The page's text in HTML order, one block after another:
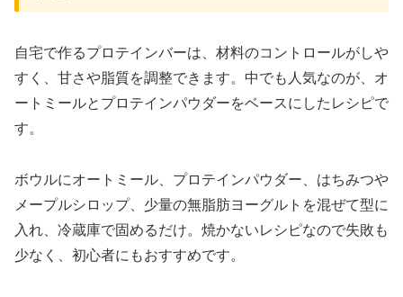
自宅で作るプロテインバーは、材料のコントロールがしや
すく、甘さや脂質を調整できます。中でも人気なのが、オ
ートミールとプロテインパウダーをベースにしたレシピで
す。
ボウルにオートミール、プロテインパウダー、はちみつや
メープルシロップ、少量の無脂肪ヨーグルトを混ぜて型に
入れ、冷蔵庫で固めるだけ。焼かないレシピなので失敗も
少なく、初心者にもおすすめです。